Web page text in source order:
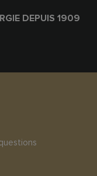
DEPUIS 1909